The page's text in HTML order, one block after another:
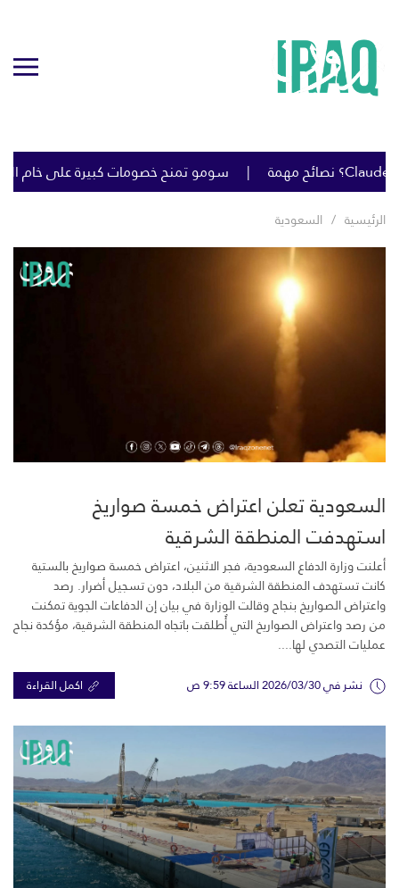
سومو تمنح خصومات كبيرة على خام البصرة لتحفيز تحميل
الرئيسية السعودية
السعودية تعلن اعتراض خمسة صواريخ
استهدفت المنطقة الشرقية
أعلنت وزارة الدفاع السعودية، فجر الاثنين، اعتراض خمسة صواريخ بالستية
كانت تستهدف المنطقة الشرقية من البلاد، دون تسجيل أضرار. رصد
واعتراض الصواريخ بنجاح وقالت الوزارة في بيان إن الدفاعات الجوية تمكنت
من رصد واعتراض الصواريخ التي أُطلقت باتجاه المنطقة الشرقية، مؤكدة نجاح
عمليات التصدي لها....
نشر في 2026/03/30 الساعة 9:59 ص اكمل القراءة